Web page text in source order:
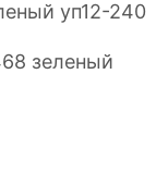
зеленый